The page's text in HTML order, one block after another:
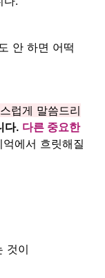
안 하면 어떡
럽게 말씀드리
다. 다른 중요한
에서 흐릿해질
것이